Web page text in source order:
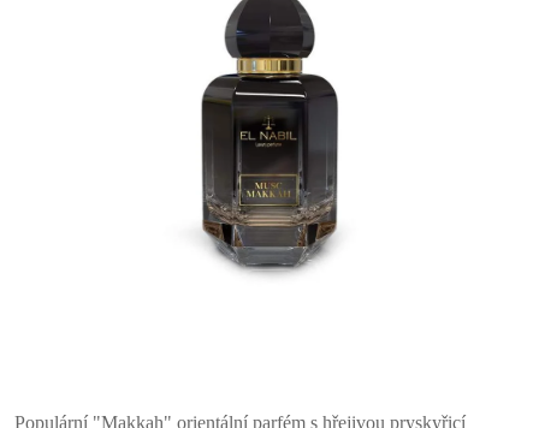
Populární "Makkah" orientální parfém s hřejivou pryskyřicí